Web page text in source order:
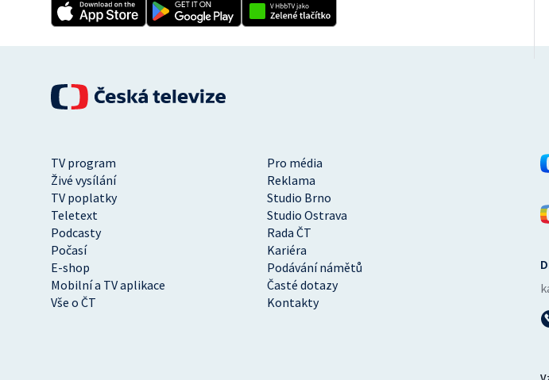
TV program
Pro média
Živé vysílání
Reklama
TV poplatky
Studio Brno
Teletext
Studio Ostrava
Podcasty
Rada ČT
Počasí
Kariéra
E-shop
Podávání námětů
Mobilní a TV aplikace
Časté dotazy
Vše o ČT
Kontakty